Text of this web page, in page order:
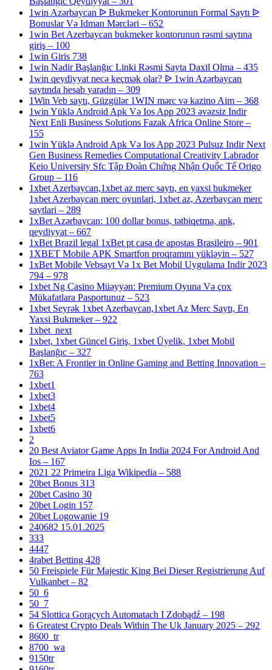
1win Azərbaycan ᐉ Bukmeker Kontorunun Formal Saytı ᐉ
Bonuslar Və Idman Mərcləri – 652
1win Bet Azerbaycan bukmeker kontorunun rəsmi saytına
giriş – 100
1win Giris 738
1win Nadir Başlanğıc Linki Rəsmi Sayta Daxil Olma – 435
1win qeydiyyat necə keçmək olar? ᐉ 1win Azərbaycan
saytında hesab yaradın – 309
1Win Veb saytı, Güzgülər 1WIN mərc və kazino Aim – 368
1win Yüklə Android Apk Və Ios App 2023 əvəzsiz Indir
Next Enli Business Solutions Fazak Africa Online Store –
155
1win Yüklə Android Apk Və Ios App 2023 Pulsuz Indir Next
Gen Business Remedies Computational Creativity Labrador
Keio University Sfc Tập Đoàn Chứng Nhận Quốc Tế Origo
Group – 116
1xbet Azerbaycan,1xbet az merc saytı, en yaxsi bukmeker
1xbet Azerbaycan merc oyunlari, 1xbet az, Azerbaycan merc
saytlari – 289
1xBet Azərbaycan: 100 dollar bonus, tətbiqetmə, apk,
qeydiyyat – 667
1xBet Brazil legal 1xBet pt casa de apostas Brasileiro – 901
1XBET Mobile APK Smartfon proqramını yükləyin – 527
1xBet Mobile Vebsayt Və 1x Bet Mobil Uygulama Indir 2023
794 – 978
1xbet Ng Casino Müəyyən: Premium Oyuna Və çox
Mükafatlara Pasportunuz – 523
1xbet Seyrək 1xbet Azerbaycan,1xbet Az Merc Saytı, En
Yaxsi Bukmeker – 922
1xbet_next
1xbet, 1xbet Güncel Giriş, 1xbet Üyelik, 1xbet Mobil
Başlanğıc – 327
1xBet: A Frontier in Online Gaming and Betting Innovation –
763
1xbet1
1xbet3
1xbet4
1xbet5
1xbet6
2
20 Best Aviator Game Apps In India 2024 For Android And
Ios – 167
2021 22 Primeira Liga Wikipedia – 588
20bet Bonus 313
20bet Casino 30
20bet Login 157
20bet Logowanie 19
240682 15.01.2025
333
4447
4rabet Betting 428
50 Freispiele Für Majestic King Bei Dieser Registrierung Auf
Vulkanbet – 82
50_6
50_7
54 Slottica Gorących Automatach I Zdobądź – 198
6 Greatest Crypto Deals Within The Uk January 2025 – 292
8600_tr
8700_wa
9150tr